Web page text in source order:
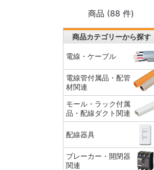
商品 (88 件)
商品カテゴリーから探す
電線・ケーブル
電線管付属品・配管
材関連
モール・ラック付属
品・配線ダクト関連
配線器具
ブレーカー・開閉器
関連